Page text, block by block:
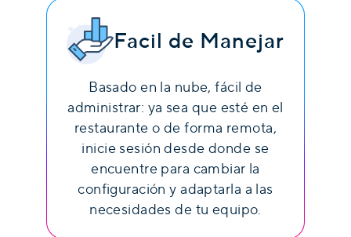
Facil de Manejar
Basado en la nube, fácil de
administrar: ya sea que esté en el
restaurante o de forma remota,
inicie sesión desde donde se
encuentre para cambiar la
configuración y adaptarla a las
necesidades de tu equipo.